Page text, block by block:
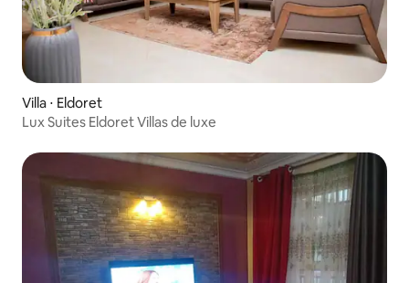
Villa ⋅ Eldoret
Lux Suites Eldoret Villas de luxe